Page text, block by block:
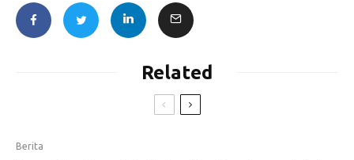
Related
Berita